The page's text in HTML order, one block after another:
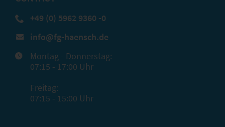
+49 (0) 5962 9360 -0
info@fg-haensch.de
Montag - Donnerstag:
07:15 - 17:00 Uhr
Freitag:
07:15 - 15:00 Uhr